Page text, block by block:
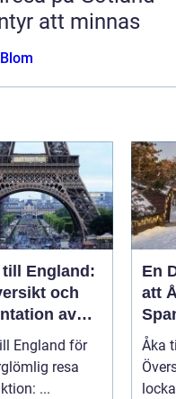
att minnas
till England:
och
av
England för
resa
Introduktion: ...
En
att
det
Åka
Översikt